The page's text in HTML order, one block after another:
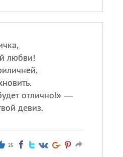
любви!
отлично!» —
девиз.
25